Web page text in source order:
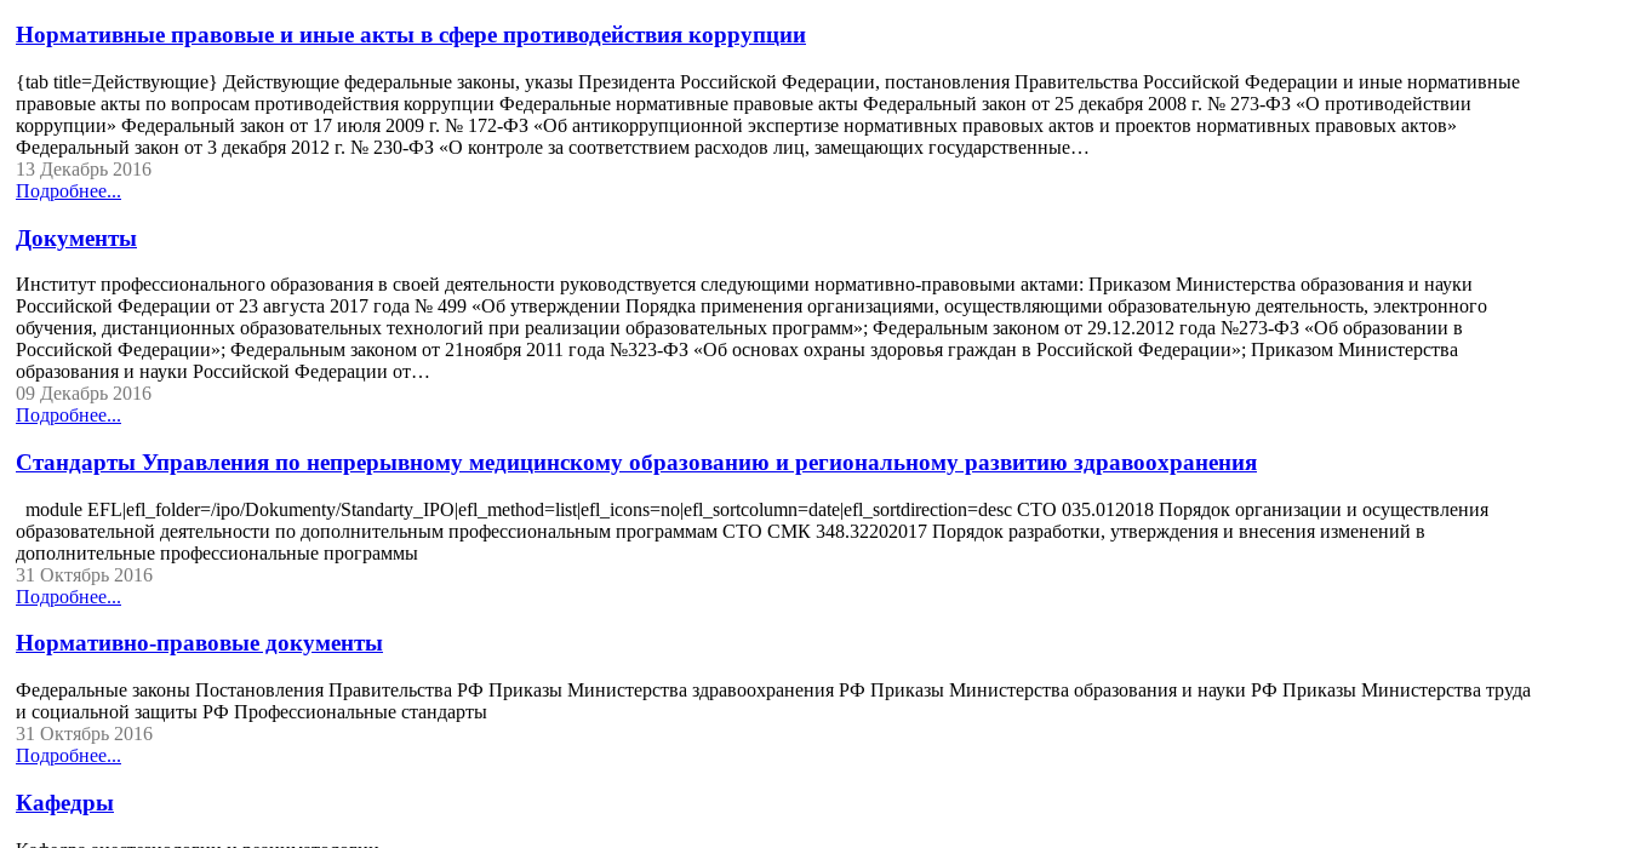
Нормативные правовые и иные акты в сфере противодействия коррупции
{tab title=Действующие} Действующие федеральные законы, указы Президента Российской Федерации, постановления Правительства Российской Федерации и иные нормативные
правовые акты по вопросам противодействия коррупции Федеральные нормативные правовые акты Федеральный закон от 25 декабря 2008 г. № 273-ФЗ «О противодействии
коррупции» Федеральный закон от 17 июля 2009 г. № 172-ФЗ «Об антикоррупционной экспертизе нормативных правовых актов и проектов нормативных правовых актов»
Федеральный закон от 3 декабря 2012 г. № 230-ФЗ «О контроле за соответствием расходов лиц, замещающих государственные…
13 Декабрь 2016
Подробнее...
Документы
Институт профессионального образования в своей деятельности руководствуется следующими нормативно-правовыми актами: Приказом Министерства образования и науки
Российской Федерации от 23 августа 2017 года № 499 «Об утверждении Порядка применения организациями, осуществляющими образовательную деятельность, электронного
обучения, дистанционных образовательных технологий при реализации образовательных программ»; Федеральным законом от 29.12.2012 года №273-ФЗ «Об образовании в
Российской Федерации»; Федеральным законом от 21ноября 2011 года №323-ФЗ «Об основах охраны здоровья граждан в Российской Федерации»; Приказом Министерства
образования и науки Российской Федерации от…
09 Декабрь 2016
Подробнее...
Стандарты Управления по непрерывному медицинскому образованию и региональному развитию здравоохранения
module EFL|efl_folder=/ipo/Dokumenty/Standarty_IPO|efl_method=list|efl_icons=no|efl_sortcolumn=date|efl_sortdirection=desc СТО 035.012018 Порядок организации и осуществления
образовательной деятельности по дополнительным профессиональным программам СТО СМК 348.32202017 Порядок разработки, утверждения и внесения изменений в
дополнительные профессиональные программы
31 Октябрь 2016
Подробнее...
Нормативно-правовые документы
Федеральные законы Постановления Правительства РФ Приказы Министерства здравоохранения РФ Приказы Министерства образования и науки РФ Приказы Министерства труда
и социальной защиты РФ Профессиональные стандарты
31 Октябрь 2016
Подробнее...
Кафедры